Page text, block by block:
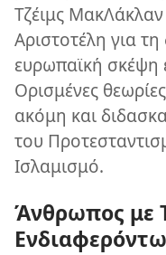
Τζέιμς
Αριστοτέλη για
ευρωπαϊκή σκέψη
Ορισμένες
ακόμη και
του
Ισλαμισμό.
Άνθρωπος με